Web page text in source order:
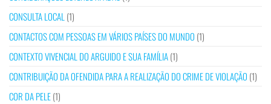
CONSULTA LOCAL (1)
CONTACTOS COM PESSOAS EM VÁRIOS PAÍSES DO MUNDO (1)
CONTEXTO VIVENCIAL DO ARGUIDO E SUA FAMÍLIA(1)
CONTRIBUIÇÃO DA OFENDIDA PARA A REALIZAÇÃO DO CRIME DE VIOLAÇÃO (1)
COR DA PELE(1)